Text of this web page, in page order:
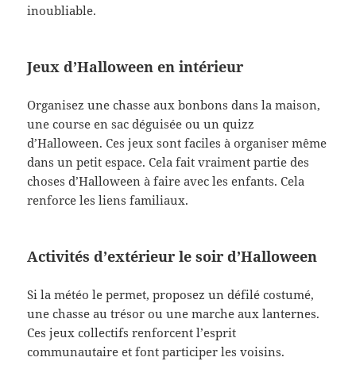
inoubliable.
Jeux d’Halloween en intérieur
Organisez une chasse aux bonbons dans la maison,
une course en sac déguisée ou un quizz
d’Halloween. Ces jeux sont faciles à organiser même
dans un petit espace. Cela fait vraiment partie des
choses d’Halloween à faire avec les enfants. Cela
renforce les liens familiaux.
Activités d’extérieur le soir d’Halloween
Si la météo le permet, proposez un défilé costumé,
une chasse au trésor ou une marche aux lanternes.
Ces jeux collectifs renforcent l’esprit
communautaire et font participer les voisins.